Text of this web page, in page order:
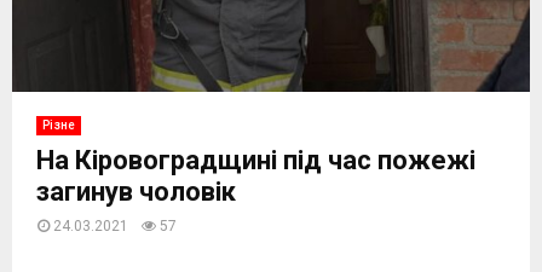
Різне
На Кіровоградщині під час пожежі
загинув чоловік
24.03.2021 57